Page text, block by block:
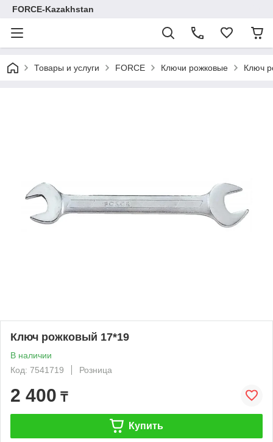
FORCE-Kazakhstan
Товары и услуги FORCE Ключи рожковые Ключ
Ключ рожковый 17*19
В наличии
Код: 7541719
Розница
2 400 ₸
Купить